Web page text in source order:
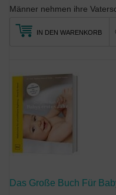
IN DEN WARENKORB